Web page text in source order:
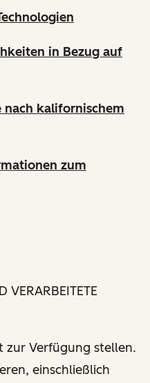
in Bezug auf
nach kalifornischem
zum
VERARBEITETE
zur Verfügung stellen.
einschließlich